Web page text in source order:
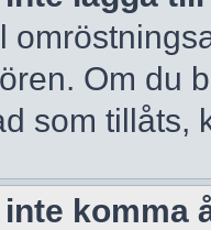
Om du
som tillåts,
komma